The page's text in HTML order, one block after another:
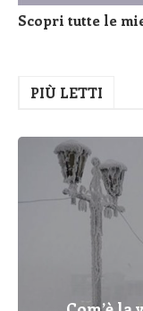
Scopri tutte le
PIÙ LETTI